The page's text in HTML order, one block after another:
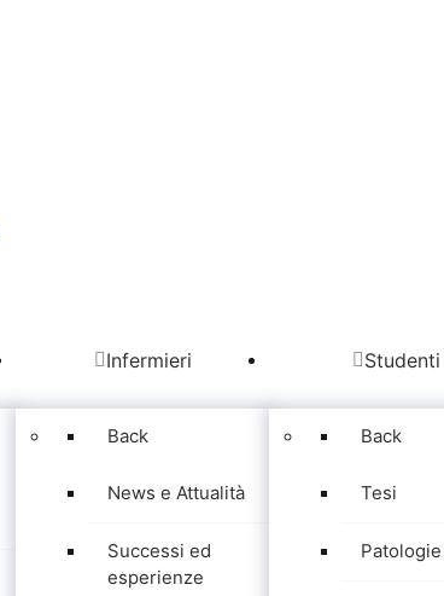
Infermieri
Back
News e Attualità
Successi ed
esperienze
Studenti
Back
Tesi
Patologie